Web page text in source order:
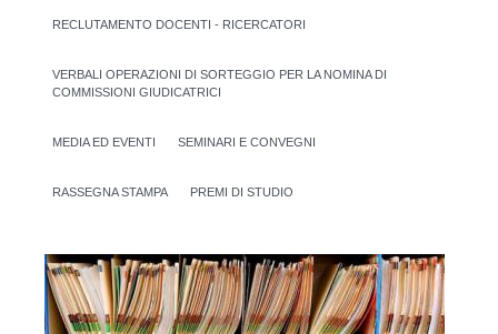
RECLUTAMENTO DOCENTI - RICERCATORI
VERBALI OPERAZIONI DI SORTEGGIO PER LA NOMINA DI
COMMISSIONI GIUDICATRICI
MEDIA ED EVENTI SEMINARI E CONVEGNI
RASSEGNA STAMPA PREMI DI STUDIO